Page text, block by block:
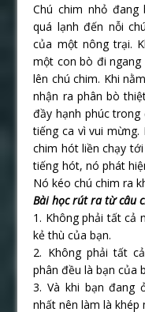
Chú chim nhỏ
quá lạnh đến nỗi
của một nông trại.
một con bò đi ngang
lên chú chim. Khi
nhận ra phân bò
đầy hạnh phúc
tiếng ca vì vui
chim hót liền chạy
tiếng hót, nó phát
Nó kéo chú chim ra
Bài học rút ra từ câu
1. Không phải tất cả
kẻ thù của bạn.
2. Không phải tất
phân đều là bạn của
3. Và khi bạn đang
nhất nên làm là khép